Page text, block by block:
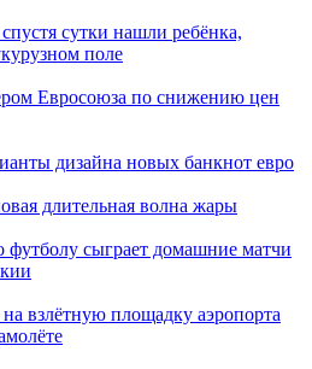
сутки нашли ребёнка,
поле
Евросоюза по снижению цен
дизайна новых банкнот евро
длительная волна жары
сыграет домашние матчи
взлётную площадку аэропорта